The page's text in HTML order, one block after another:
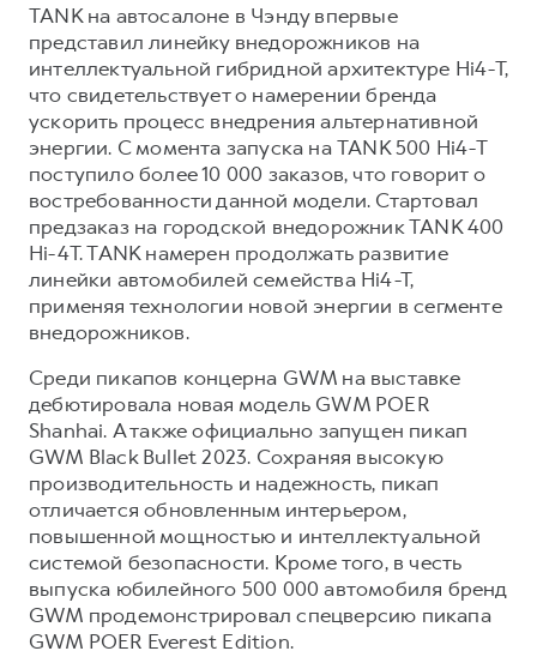
TANK на автосалоне в Чэнду впервые
представил линейку внедорожников на
интеллектуальной гибридной архитектуре Hi4-T,
что свидетельствует о намерении бренда
ускорить процесс внедрения альтернативной
энергии. С момента запуска на TANK 500 Hi4-T
поступило более 10 000 заказов, что говорит о
востребованности данной модели. Стартовал
предзаказ на городской внедорожник TANK 400
Hi-4T. TANK намерен продолжать развитие
линейки автомобилей семейства Hi4-T,
применяя технологии новой энергии в сегменте
внедорожников.
Среди пикапов концерна GWM на выставке
дебютировала новая модель GWM POER
Shanhai. А также официально запущен пикап
GWM Black Bullet 2023. Сохраняя высокую
производительность и надежность, пикап
отличается обновленным интерьером,
повышенной мощностью и интеллектуальной
системой безопасности. Кроме того, в честь
выпуска юбилейного 500 000 автомобиля бренд
GWM продемонстрировал спецверсию пикапа
GWM POER Everest Edition.